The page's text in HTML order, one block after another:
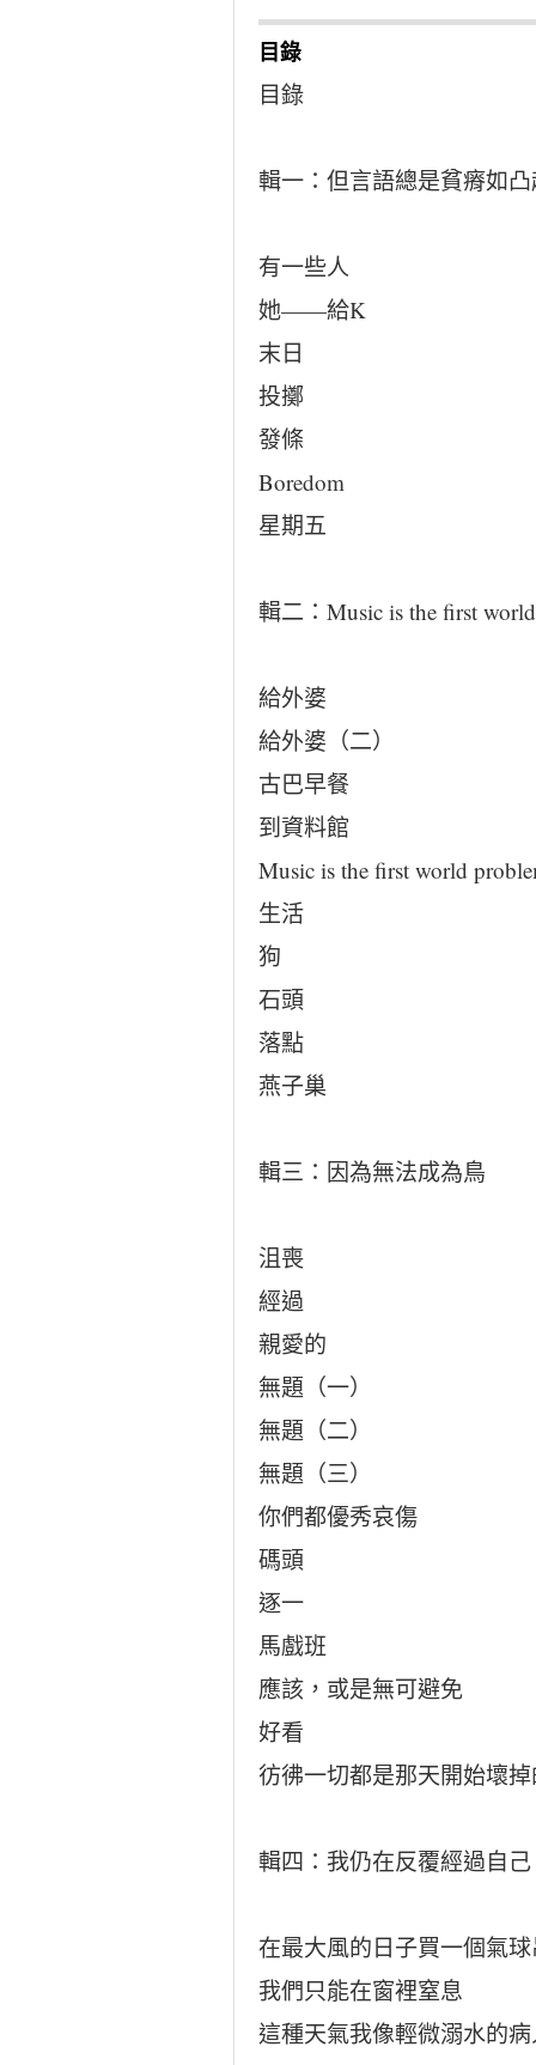
目錄
目錄
輯一：但言語總是貧瘠如
有一些人
她——給K
末日
投擲
發條
Boredom
星期五
輯二：Music is the first
給外婆
給外婆（二）
古巴早餐
到資料館
Music is the first world
生活
狗
石頭
落點
燕子巢
輯三：因為無法成為鳥
沮喪
經過
親愛的
無題（一）
無題（二）
無題（三）
你們都優秀哀傷
碼頭
逐一
馬戲班
應該，或是無可避免
好看
彷彿一切都是那天開始壞
輯四：我仍在反覆經過自己
在最大風的日子買一個氣
我們只能在窗裡窒息
這種天氣我像輕微溺水的